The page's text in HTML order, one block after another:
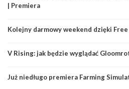
| Premiera
Kolejny darmowy weekend dzięki Free
V Rising: jak będzie wyglądać
Już niedługo premiera Farming